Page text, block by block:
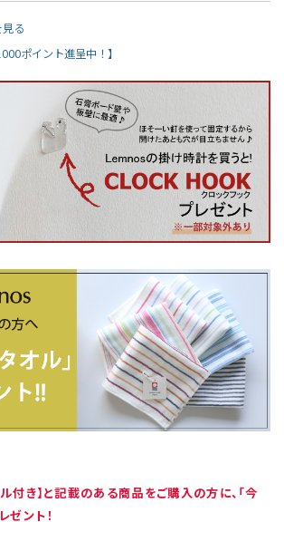
る
ポイント進呈中！】
付き】と記載のある商品をご購入の方に、「今
ゼント！